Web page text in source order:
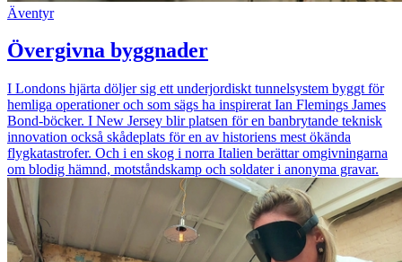
Äventyr
Övergivna byggnader
I Londons hjärta döljer sig ett underjordiskt tunnelsystem byggt för
hemliga operationer och som sägs ha inspirerat Ian Flemings James
Bond-böcker. I New Jersey blir platsen för en banbrytande teknisk
innovation också skådeplats för en av historiens mest ökända
flygkatastrofer. Och i en skog i norra Italien berättar omgivningarna
om blodig hämnd, motståndskamp och soldater i anonyma gravar.